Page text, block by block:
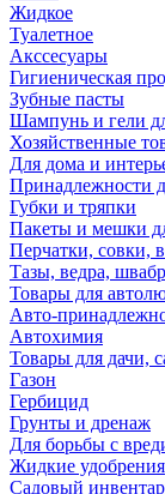
Жидкое
Туалетное
Акссесуары
Гигиеническая
Зубные пасты
Шампунь и гели
Хозяйственные
Для дома и
Принадлежности
Губки и тряпки
Пакеты и мешки
Перчатки, совки,
Тазы, ведра,
Товары для
Авто-
Автохимия
Товары для дачи,
Газон
Гербицид
Грунты и дренаж
Для борьбы с
Жидкие удобрения
Садовый